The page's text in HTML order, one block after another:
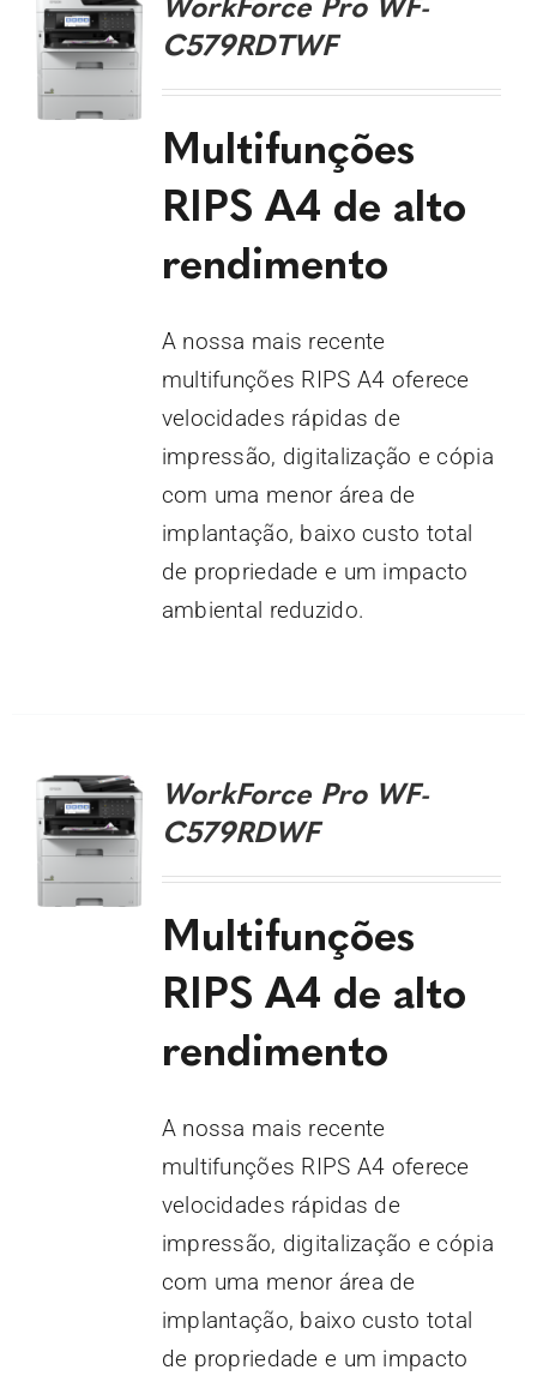
C579RDTWF
Multifunções
RIPS A4 de alto
rendimento
A nossa mais recente
multifunções RIPS A4 oferece
velocidades rápidas de
impressão, digitalização e cópia
com uma menor área de
implantação, baixo custo total
de propriedade e um impacto
ambiental reduzido.
WorkForce Pro WF-
C579RDWF
Multifunções
RIPS A4 de alto
rendimento
A nossa mais recente
multifunções RIPS A4 oferece
velocidades rápidas de
impressão, digitalização e cópia
com uma menor área de
implantação, baixo custo total
de propriedade e um impacto